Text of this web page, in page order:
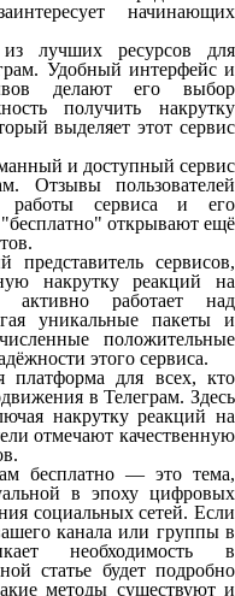
начинающих
лучших ресурсов для
Удобный интерфейс и
делают его выбор
получить накрутку
выделяет этот сервис
и доступный сервис
Отзывы пользователей
работы сервиса и его
открывают ещё
сервисов,
накрутку реакций на
работает над
уникальные пакеты и
положительные
этого сервиса.
платформа для всех, кто
в Телеграм. Здесь
накрутку реакций на
отмечают качественную
бесплатно — это тема,
в эпоху цифровых
социальных сетей. Если
канала или группы в
необходимость в
статье будет подробно
методы существуют и